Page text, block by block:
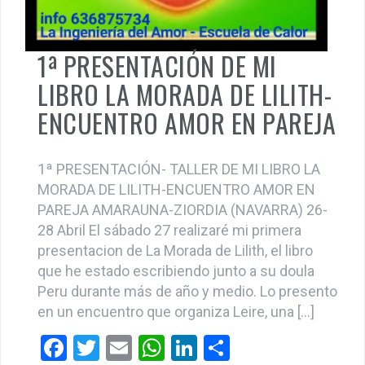
LIBRO LA MORADA DE LILITH-
ENCUENTRO AMOR EN PAREJA
1ª PRESENTACIÓN- TALLER DE MI LIBRO LA
MORADA DE LILITH-ENCUENTRO AMOR EN
PAREJA AMARAUNA-ZIORDIA (NAVARRA) 26-
presentacion de La Morada de Lilith, el libro
que he estado escribiendo junto a su doula
Peru durante más de año y medio. Lo presento
en un encuentro que organiza Leire, una […]
F
a
ce
b
T
wi
tt
er
E
m
ail
W
h
at
s
Li
n
ke
dI
C
o
m
Próximos Talleres: ciudades y fechas